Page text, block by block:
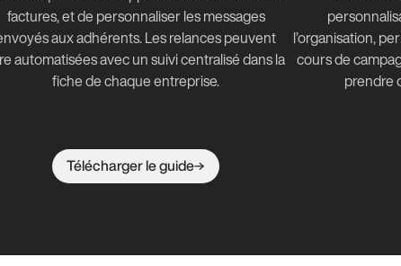
factures, et de personnaliser les messages
aux adhérents. Les relances peuvent
automatisées avec un suivi centralisé dans la
fiche de chaque entreprise.
l’organisation,
cours de
prendre
Télécharger le guide